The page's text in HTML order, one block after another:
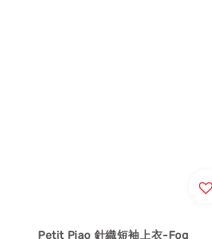
Petit Piao 針織短袖上衣-Fog